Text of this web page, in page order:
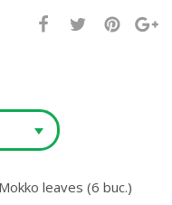
leaves (6 buc.)